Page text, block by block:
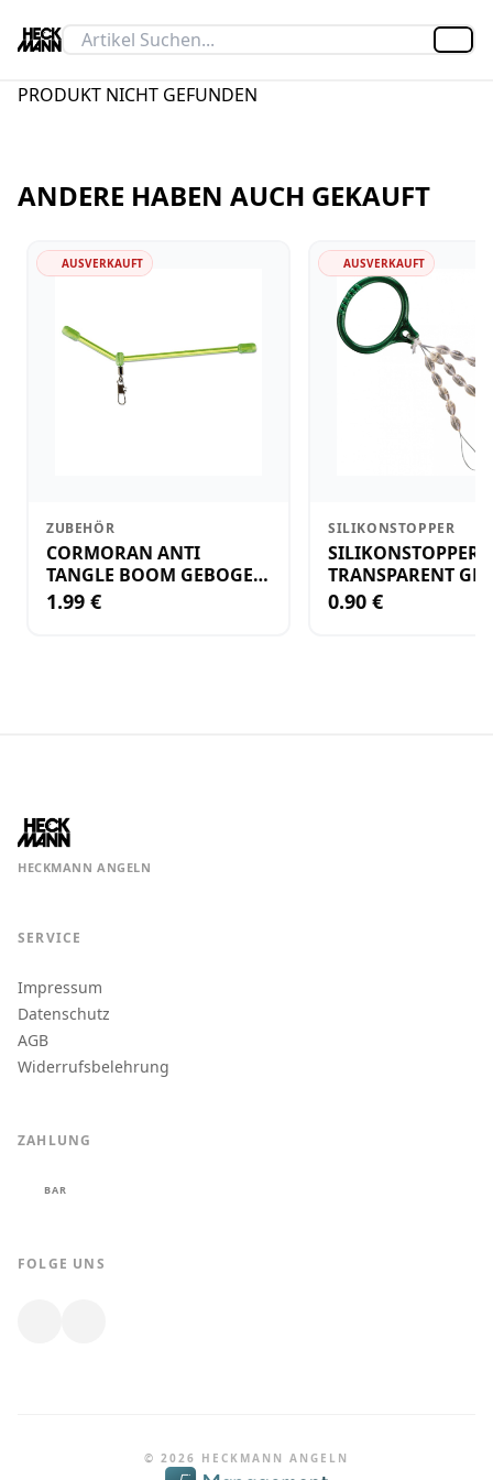
PRODUKT NICHT GEFUNDEN
ANDERE HABEN AUCH GEKAUFT
AUSVERKAUFT
ZUBEHÖR
CORMORAN ANTI
TANGLE BOOM GEBOGEN
12CM M.WIRBEL(PLASTIK)
1.99 €
AUSVERKAUFT
SILIKONSTOPPER
SILIKONSTOPPER
TRANSPARENT
KLEIN
0.90 €
HECKMANN ANGELN
SERVICE
Impressum
Datenschutz
AGB
Widerrufsbelehrung
ZAHLUNG
BAR
FOLGE UNS
© 2026 HECKMANN ANGELN